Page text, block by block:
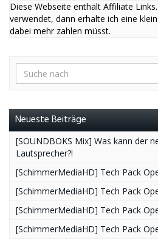
Diese Webseite enthält Affiliate
verwendet, dann erhalte ich eine
dabei mehr zahlen müsst.
Neueste Beiträge
[SOUNDBOKS Mix] Was kann der
Lautsprecher?!
[SchimmerMediaHD] Tech Pack
[SchimmerMediaHD] Tech Pack
[SchimmerMediaHD] Tech Pack
[SchimmerMediaHD] Tech Pack